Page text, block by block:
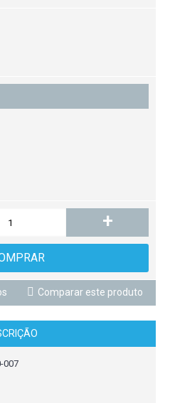
+
Comparar este produto
007